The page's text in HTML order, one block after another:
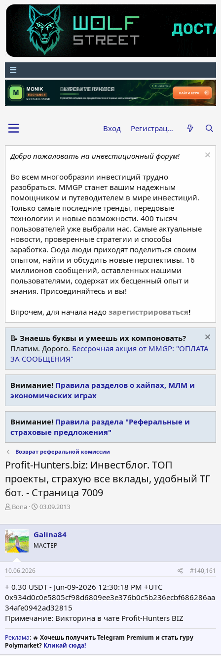
Вход Регистрация
Добро пожаловать на инвестиционный форум!
Во всем многообразии инвестиций трудно
разобраться. MMGP станет вашим надежным
помощником и путеводителем в мире инвестиций.
Только самые последние тренды, передовые
технологии и новые возможности. 400 тысяч
пользователей уже выбрали нас. Самые актуальные
новости, проверенные стратегии и способы
заработка. Сюда люди приходят поделиться своим
опытом, найти и обсудить новые перспективы. 16
миллионов сообщений, оставленных нашими
пользователями, содержат их бесценный опыт и
знания. Присоединяйтесь и вы!
Впрочем, для начала надо зарегистрироваться!
📝 Знаешь буквы и умеешь их компоновать?
Платим. Дорого. Бессрочная акция от MMGP: "ОПЛАТА
ЗА СООБЩЕНИЯ"
Внимание! Правила разделов о хайпах, МЛМ и
экономических играх
Внимание! Правила раздела "Реферальные и
страховые предложения"
Возврат реферальной комиссии
Profit-Hunters.biz: Инвестблог. ТОП
проекты, страхую все вклады, удобный ТГ
бот. - Страница 7009
А
т
о
р
т
е
м
ы
Bona
Д
т
а
н
а
ч
л
а
03.09.2013
Galina84
МАСТЕР
10.06.2026 #140,161
+ 0.30 USDT - Jun-09-2026 12:30:18 PM +UTC
0x934d0c0e5805cf98d6809ee3e376b0c5b236ecbf686286aa
34afe0942ad32815
Примечание: Викторина в чате Profit-Hunters BIZ
Реклама: 🔥 Хочешь получить Telegram Premium и стать гуру
Polymarket? Кликай сюда!